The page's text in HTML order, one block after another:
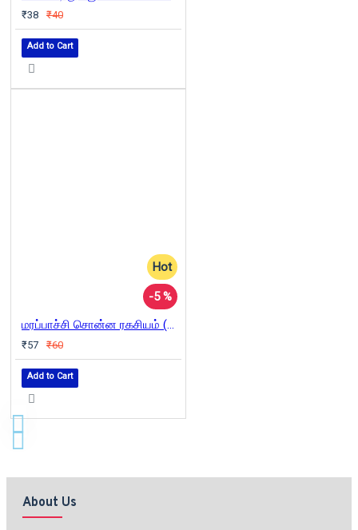
₹38 ₹40
Add to Cart
Hot
-5 %
மரப்பாச்சி சொன்ன ரகசியம் (PB)
₹57 ₹60
Add to Cart
About Us